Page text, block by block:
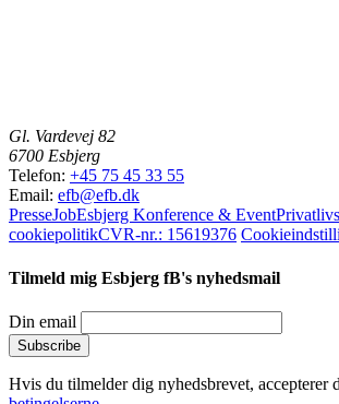
Gl. Vardevej 82
6700 Esbjerg
Telefon: +45 75 45 33 55
Email: efb@efb.dk
PresseJobEsbjerg Konference & Event
cookiepolitikCVR-nr.: 15619376
Tilmeld mig Esbjerg fB's nyhedsmail
Din email
Hvis du tilmelder dig nyhedsbrevet, accepterer